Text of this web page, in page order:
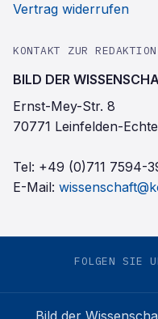
Vertrag widerrufen
KONTAKT ZUR REDAKTION
BILD DER
Ernst-Mey-Str. 8
70771 Leinfelden-
Tel: +49 (0)711 7594-
E-Mail:
FOLGEN SIE
Bild der